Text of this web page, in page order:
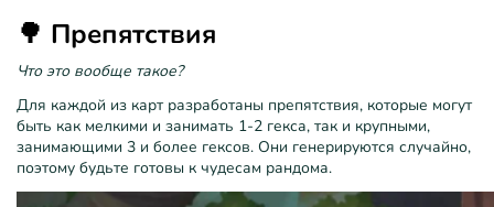
🌳 Препятствия
Что это вообще такое?
Для каждой из карт разработаны препятствия, которые могут
быть как мелкими и занимать 1-2 гекса, так и крупными,
занимающими 3 и более гексов. Они генерируются случайно,
поэтому будьте готовы к чудесам рандома.